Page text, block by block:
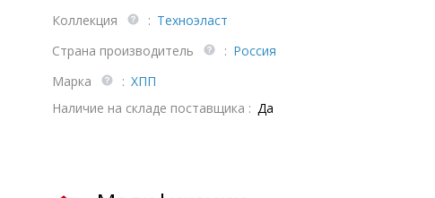
Коллекция
: Техноэласт
Страна производитель
: Россия
Марка
: ХПП
Наличие на складе поставщика : Да